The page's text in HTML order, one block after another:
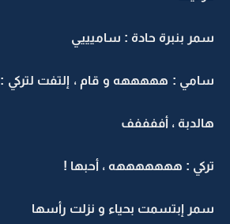
سمر بنبرة حادة : ساميييي
سامي : هههههه و قام ، إلتفت
هالدبة ، أففففف
تركي : هههههههه ، أحبها !
سمر إبتسمت بحياء و نزلت رأسها